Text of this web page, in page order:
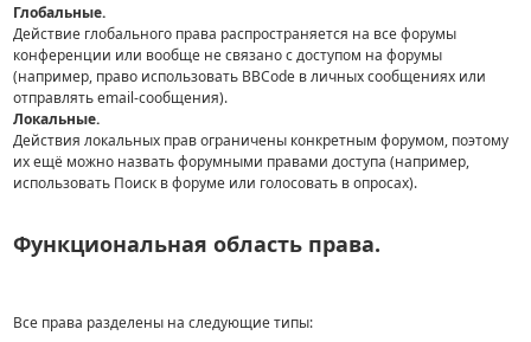
Глобальные.
Действие глобального права распространяется на все форумы
конференции или вообще не связано с доступом на форумы
(например, право использовать BBCode в личных сообщениях или
отправлять email-сообщения).
Локальные.
Действия локальных прав ограничены конкретным форумом, поэтому
их ещё можно назвать форумными правами доступа (например,
использовать Поиск в форуме или голосовать в опросах).
Функциональная область права.
Все права разделены на следующие типы: